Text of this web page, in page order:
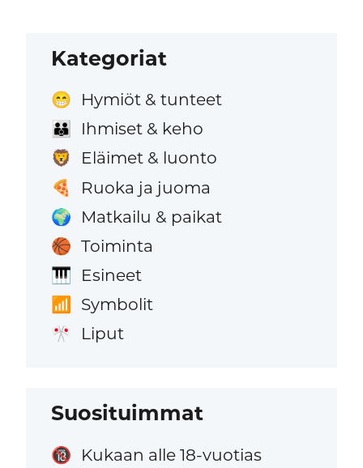
Kategoriat
😁 Hymiöt & tunteet
👪 Ihmiset & keho
🦁 Eläimet & luonto
🍕 Ruoka ja juoma
🌍 Matkailu & paikat
🏀 Toiminta
🎹 Esineet
📶 Symbolit
🎌 Liput
Suosituimmat
🔞 Kukaan alle 18-vuotias